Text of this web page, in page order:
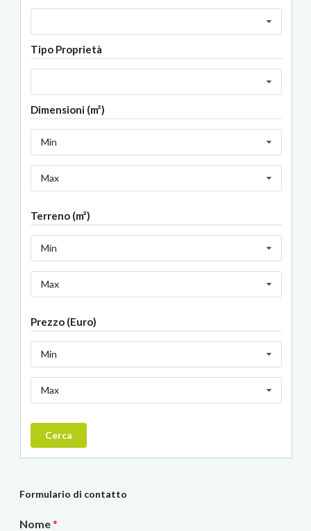
Tipo Proprietà
Dimensioni (m²)
Min
Max
Terreno (m²)
Min
Max
Prezzo (Euro)
Min
Max
Cerca
Formulario di contatto
Nome*